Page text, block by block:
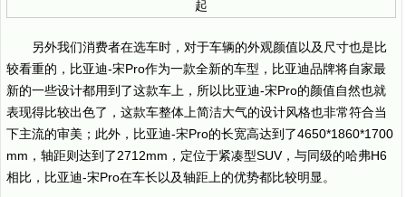
另外我们消费者在选车时，对于车辆的外观颜值以及尺寸也是比
较看重的，比亚迪-宋Pro作为一款全新的车型，比亚迪品牌将自家最
新的一些设计都用到了这款车上，所以比亚迪-宋Pro的颜值自然也就
表现得比较出色了，这款车整体上简洁大气的设计风格也非常符合当
下主流的审美；此外，比亚迪-宋Pro的长宽高达到了4650*1860*1700
mm，轴距则达到了2712mm，定位于紧凑型SUV，与同级的哈弗H6
相比，比亚迪-宋Pro在车长以及轴距上的优势都比较明显。